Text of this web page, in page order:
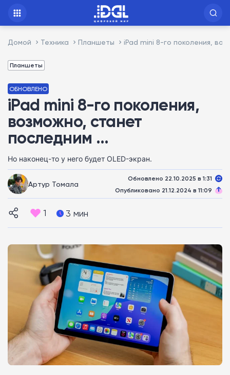
Домой Техника Планшеты iPad mini 8-го поколения,
Планшеты
ОБНОВЛЕНО
iPad mini 8-го поколения,
возможно, станет
последним …
Но наконец-то у него будет OLED-экран.
Артур Томала
Обновлено 22.10.2025 в 1:31
Опубликовано 21.12.2024 в 11:09
1 3 мин